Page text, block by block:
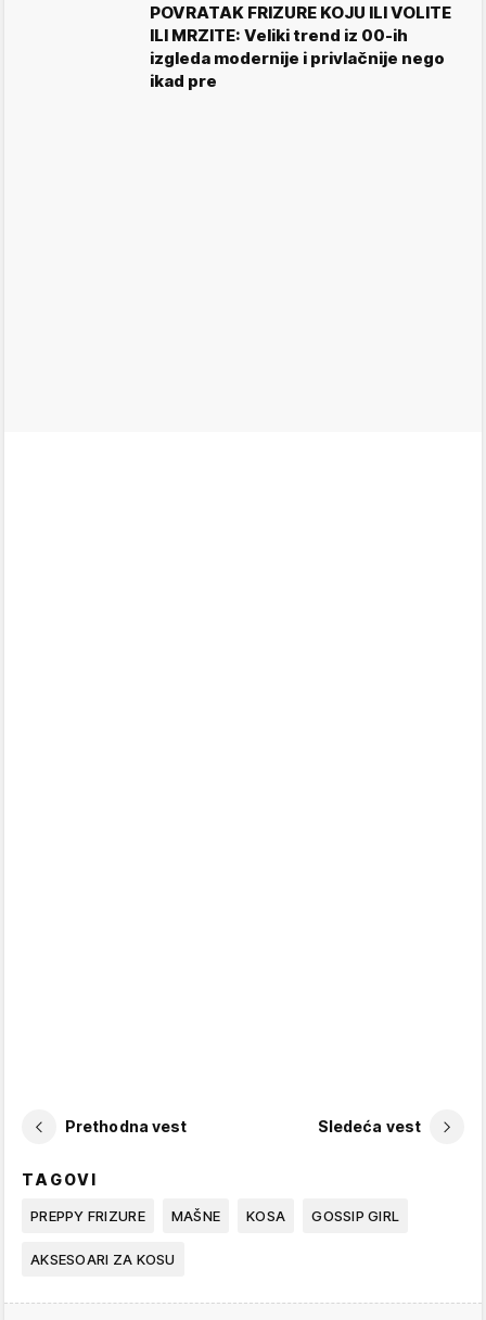
POVRATAK FRIZURE KOJU ILI VOLITE
ILI MRZITE: Veliki trend iz 00-ih
izgleda modernije i privlačnije nego
ikad pre
Prethodna vest Sledeća vest
TAGOVI
PREPPY FRIZURE MAŠNE KOSA GOSSIP GIRL
AKSESOARI ZA KOSU